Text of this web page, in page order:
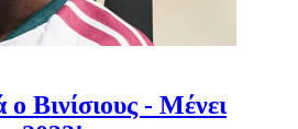
ο Βινίσιους - Μένει